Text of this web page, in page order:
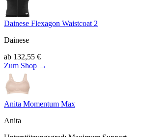
Dainese Flexagon Waistcoat 2
Dainese
ab 132,55 €
Zum Shop →
Anita Momentum Max
Anita